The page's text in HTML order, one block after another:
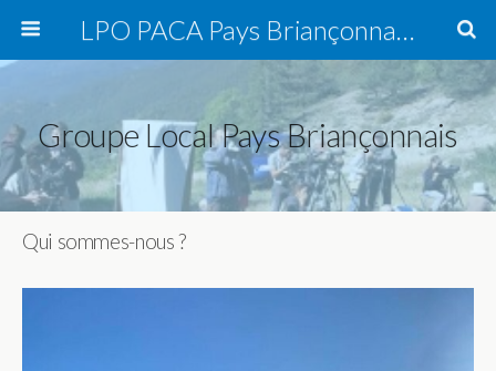
LPO PACA Pays Briançonnais, groupe local
Groupe Local Pays Briançonnais
Qui sommes-nous ?